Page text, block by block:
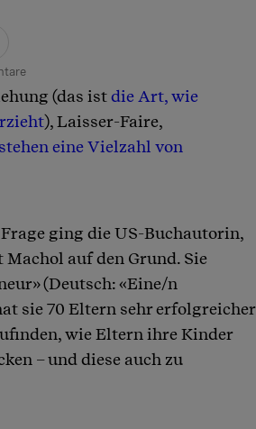
(das istdie Art, wie
), Laisser-Faire,
eine Vielzahl von
ging die US-Buchautorin,
auf den Grund. Sie
(Deutsch: «Eine/n
sie 70 Eltern sehr erfolgreicher
wie Eltern ihre Kinder
– und diese auch zu